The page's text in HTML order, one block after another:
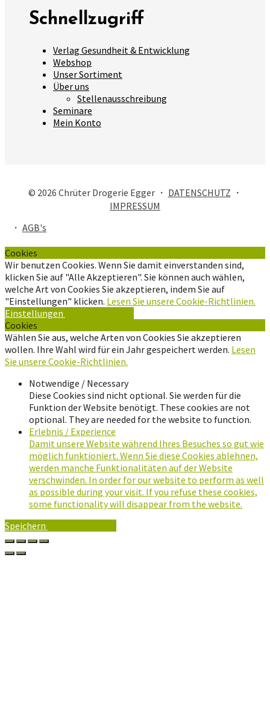
Schnellzugriff
Verlag Gesundheit & Entwicklung
Webshop
Unser Sortiment
Über uns
Stellenausschreibung
Seminare
Mein Konto
© 2026 Chrüter Drogerie Egger ・ DATENSCHUTZ ・
IMPRESSUM
・ AGB's
Cookies
Wir benutzen Cookies. Wenn Sie damit einverstanden sind,
klicken Sie auf "Alle Akzeptieren". Sie können auch wählen,
welche Art von Cookies Sie akzeptieren, indem Sie auf
"Einstellungen" klicken. Lesen Sie unsere Cookie-Richtlinien.
Einstellungen
Cookies
Wählen Sie aus, welche Arten von Cookies Sie akzeptieren
wollen. Ihre Wahl wird für ein Jahr gespeichert werden. Lesen
Sie unsere Cookie-Richtlinien.
Notwendige / Necessary
Diese Cookies sind nicht optional. Sie werden für die
Funktion der Website benötigt. These cookies are not
optional. They are needed for the website to function.
Erlebnis / Experience
Damit unsere Website während Ihres Besuches so gut wie
möglich funktioniert. Wenn Sie diese Cookies ablehnen,
werden manche Funktionalitäten auf der Website
verschwinden. In order for our website to perform as well
as possible during your visit. If you refuse these cookies,
some functionality will disappear from the website.
Speichern